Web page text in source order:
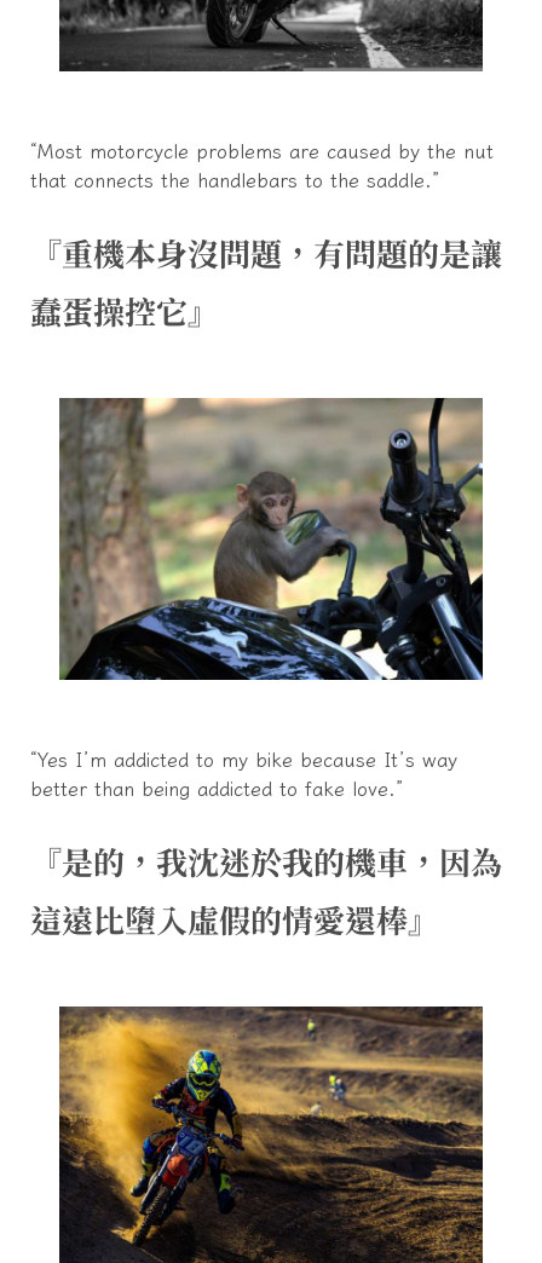
“Most motorcycle problems are caused by the nut
that connects the handlebars to the saddle.”
『重機本身沒問題，有問題的是讓
蠢蛋操控它』
“Yes I’m addicted to my bike because It’s way
better than being addicted to fake love.”
『是的，我沈迷於我的機車，因為
這遠比墮入虛假的情愛還棒』